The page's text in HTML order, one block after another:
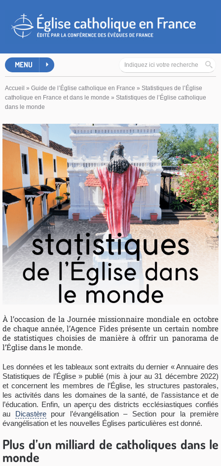
MENU
Accueil » Guide de l’Église catholique en France » Statistiques de l’Église
catholique en France et dans le monde » Statistiques de l’Église catholique
dans le monde
À l’occasion de la Journée missionnaire mondiale en octobre
de chaque année, l’Agence Fides présente un certain nombre
de statistiques choisies de manière à offrir un panorama de
l’Église dans le monde.
Les données et les tableaux sont extraits du dernier « Annuaire des
Statistiques de l’Église » publié (mis à jour au 31 décembre 2022)
et concernent les membres de l’Église, les structures pastorales,
les activités dans les domaines de la santé, de l’assistance et de
l’éducation. Enfin, un aperçu des districts ecclésiastiques confiés
au
Dicastèrepour l’évangélisation – Section pour la première
évangélisation et les nouvelles Églises particulières est donné.
Plus d’un milliard de catholiques dans le
monde